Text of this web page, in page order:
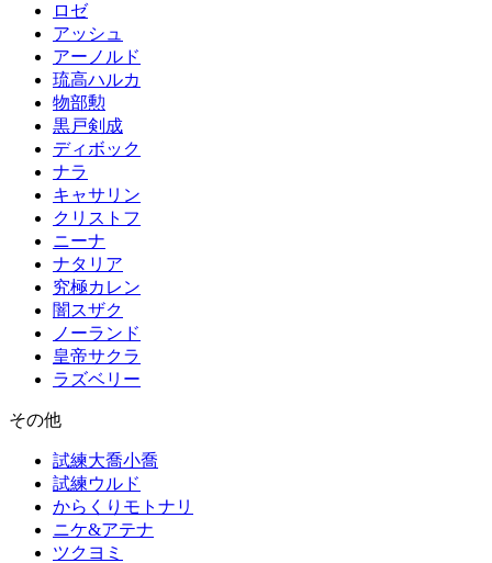
ロゼ
アッシュ
アーノルド
琉高ハルカ
物部勲
黒戸剣成
ディボック
ナラ
キャサリン
クリストフ
ニーナ
ナタリア
究極カレン
闇スザク
ノーランド
皇帝サクラ
ラズベリー
その他
試練大喬小喬
試練ウルド
からくりモトナリ
ニケ&アテナ
ツクヨミ